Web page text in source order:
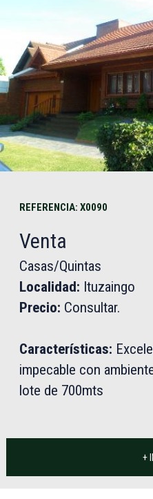
REFERENCIA: X0090
Venta
Casas/Quintas
Localidad: Ituzaingo
Precio: Consultar.
Características:
impecable con
lote de 700mts
+